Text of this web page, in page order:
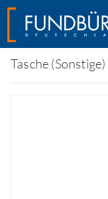
Tasche (Sonstige)